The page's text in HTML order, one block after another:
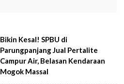
Bikin Kesal! SPBU di
Parungpanjang Jual Pertalite
Campur Air, Belasan Kendaraan
Mogok Massal